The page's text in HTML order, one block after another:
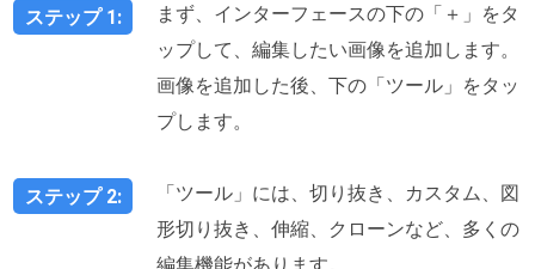
ステップ 1:
まず、インターフェースの下の「＋」をタ
ップして、編集したい画像を追加します。
画像を追加した後、下の「ツール」をタッ
プします。
ステップ 2:
「ツール」には、切り抜き、カスタム、図
形切り抜き、伸縮、クローンなど、多くの